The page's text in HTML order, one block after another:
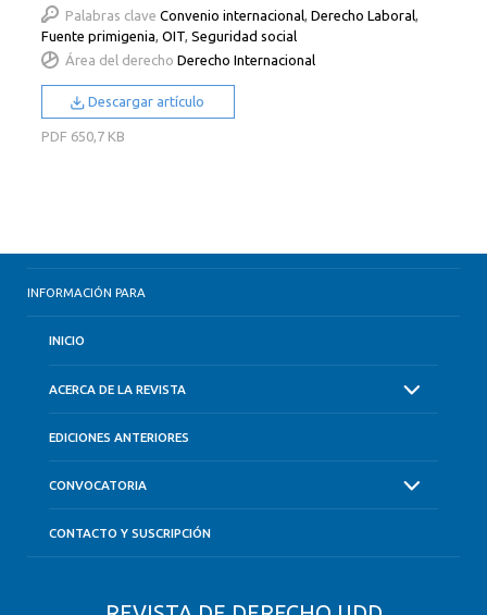
Palabras clave Convenio internacional,Derecho Laboral,
Fuente primigenia,OIT,Seguridad social
Área del derecho Derecho Internacional
Descargar artículo
PDF 650,7 KB
INFORMACIÓN PARA
INICIO
ACERCA DE LA REVISTA
EDICIONES ANTERIORES
CONVOCATORIA
CONTACTO Y SUSCRIPCIÓN